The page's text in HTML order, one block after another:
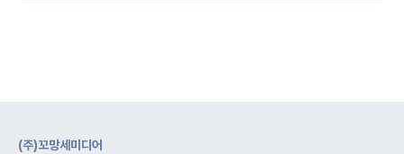
(주)꼬망세미디어